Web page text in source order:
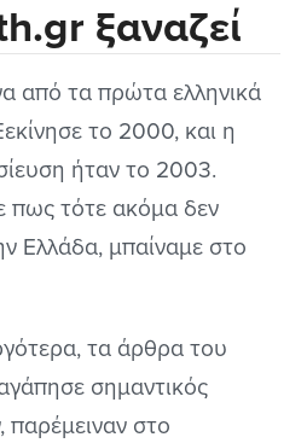
ξαναζεί
από τα πρώτα ελληνικά
το 2000, και η
ήταν το 2003.
πως τότε ακόμα δεν
Ελλάδα, μπαίναμε στο
τα άρθρα του
σημαντικός
παρέμειναν στο